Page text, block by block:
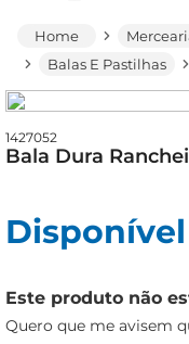
Balas E Pastilhas
1427052
Bala Dura
Este produto não
Quero que me avisem
leite
queijo
biscoito